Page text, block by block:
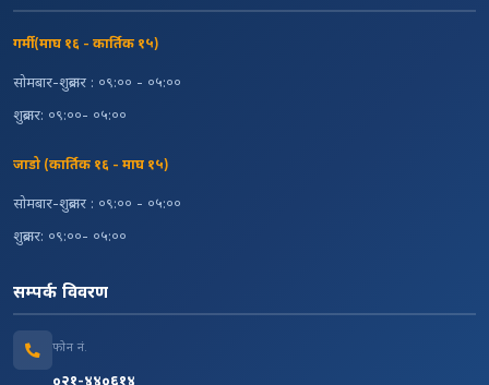
गर्मी (माघ १६ - कार्तिक १५)
सोमबार-शुक्रबार : ०९:०० - ०५:००
शुक्रबार: ०९:००- ०५:००
जाडो (कार्तिक १६ - माघ १५)
सोमबार-शुक्रबार : ०९:०० - ०५:००
शुक्रबार: ०९:००- ०५:००
सम्पर्क विवरण
फोन नं.
०२१-४४०६१४